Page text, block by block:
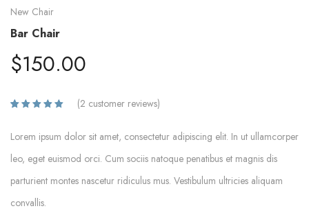
New Chair
Bar Chair
$150.00
of 5
based on
ratings
(2 customer reviews)
Lorem ipsum dolor sit amet, consectetur adipiscing elit. In ut ullamcorper
leo, eget euismod orci. Cum sociis natoque penatibus et magnis dis
parturient montes nascetur ridiculus mus. Vestibulum ultricies aliquam
convallis.